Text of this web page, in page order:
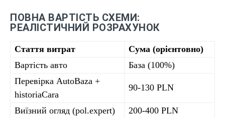
ПОВНА ВАРТІСТЬ СХЕМИ:
РЕАЛІСТИЧНИЙ РОЗРАХУНОК
Стаття витрат
Сума (орієнтовно)
Вартість авто
База (100%)
Перевірка AutoBaza +
historiaCara
90-130 PLN
Виїзний огляд (pol.expert) 200-400 PLN